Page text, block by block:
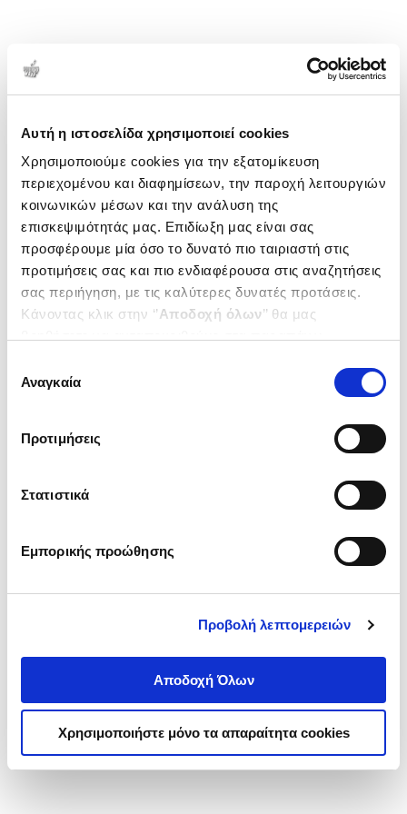
Αυτή η ιστοσελίδα χρησιμοποιεί cookies
Χρησιμοποιούμε cookies για την εξατομίκευση
περιεχομένου και διαφημίσεων, την παροχή λειτουργιών
κοινωνικών μέσων και την ανάλυση της
επισκεψιμότητάς μας. Επιδίωξη μας είναι σας
προσφέρουμε μία όσο το δυνατό πιο ταιριαστή στις
προτιμήσεις σας και πιο ενδιαφέρουσα στις αναζητήσεις
σας περιήγηση, με τις καλύτερες δυνατές προτάσεις.
Κάνοντας κλικ στην ‘’Αποδοχή όλων’’ θα μας
ενδιαφέρουν και να επιλέξετε από τα παρακάτω με την
΄΄και να ενημερωθείτε σχετικά με
συγκατάθεσης
Αναγκαία
Προτιμήσεις
Στατιστικά
Εμπορικής προώθησης
Προβολή λεπτομερειών
Αποδοχή Όλων
Χρησιμοποιήστε μόνο τα απαραίτητα cookies